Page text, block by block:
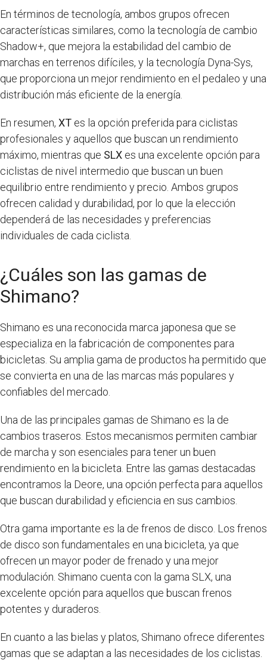
En términos de tecnología, ambos grupos ofrecen
características similares, como la tecnología de cambio
Shadow+, que mejora la estabilidad del cambio de
marchas en terrenos difíciles, y la tecnología Dyna-Sys,
que proporciona un mejor rendimiento en el pedaleo y una
distribución más eficiente de la energía.
En resumen, XT es la opción preferida para ciclistas
profesionales y aquellos que buscan un rendimiento
máximo, mientras que SLX es una excelente opción para
ciclistas de nivel intermedio que buscan un buen
equilibrio entre rendimiento y precio. Ambos grupos
ofrecen calidad y durabilidad, por lo que la elección
dependerá de las necesidades y preferencias
individuales de cada ciclista.
¿Cuáles son las gamas de
Shimano?
Shimano es una reconocida marca japonesa que se
especializa en la fabricación de componentes para
bicicletas. Su amplia gama de productos ha permitido que
se convierta en una de las marcas más populares y
confiables del mercado.
Una de las principales gamas de Shimano es la de
cambios traseros. Estos mecanismos permiten cambiar
de marcha y son esenciales para tener un buen
rendimiento en la bicicleta. Entre las gamas destacadas
encontramos la Deore, una opción perfecta para aquellos
que buscan durabilidad y eficiencia en sus cambios.
Otra gama importante es la de frenos de disco. Los frenos
de disco son fundamentales en una bicicleta, ya que
ofrecen un mayor poder de frenado y una mejor
modulación. Shimano cuenta con la gama SLX, una
excelente opción para aquellos que buscan frenos
potentes y duraderos.
En cuanto a las bielas y platos, Shimano ofrece diferentes
gamas que se adaptan a las necesidades de los ciclistas.